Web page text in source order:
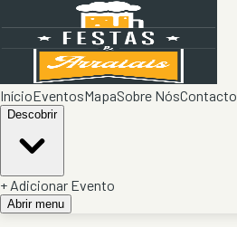
InícioEventosMapaSobre NósContacto
Descobrir
+ Adicionar Evento
Abrir menu